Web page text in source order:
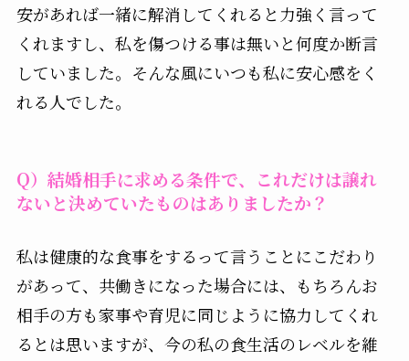
安があれば一緒に解消してくれると力強く言って
くれますし、私を傷つける事は無いと何度か断言
していました。そんな風にいつも私に安心感をく
れる人でした。
Q）結婚相手に求める条件で、これだけは譲れ
ないと決めていたものはありましたか？
私は健康的な食事をするって言うことにこだわり
があって、共働きになった場合には、もちろんお
相手の方も家事や育児に同じように協力してくれ
るとは思いますが、今の私の食生活のレベルを維